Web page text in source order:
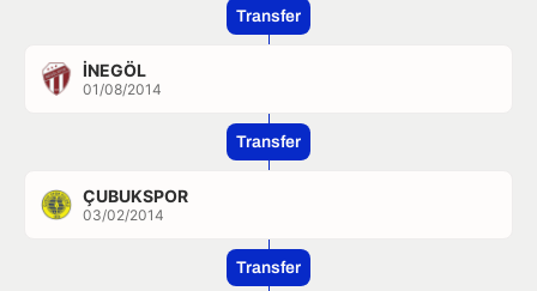
Transfer
İNEGÖL
01/08/2014
Transfer
ÇUBUKSPOR
03/02/2014
Transfer